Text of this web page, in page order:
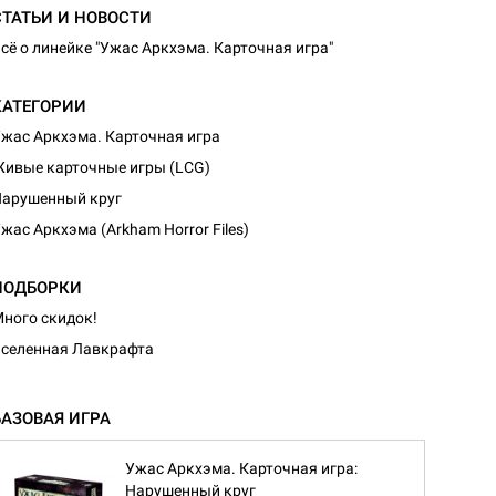
И НОВОСТИ
о линейке "Ужас Аркхэма. Карточная игра"
Аркхэма. Карточная игра
карточные игры (LCG)
круг
Аркхэма (Arkham Horror Files)
скидок!
Лавкрафта
ИГРА
Ужас Аркхэма. Карточная игра:
Нарушенный круг